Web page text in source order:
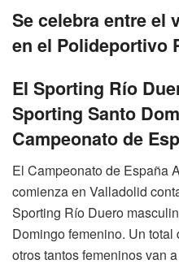
Se celebra entre el
en el Polideportivo
El Sporting Río
Sporting Santo
Campeonato de
El Campeonato de España
comienza en Valladolid
Sporting Río Duero
Domingo femenino. Un
otros tantos femeninos van